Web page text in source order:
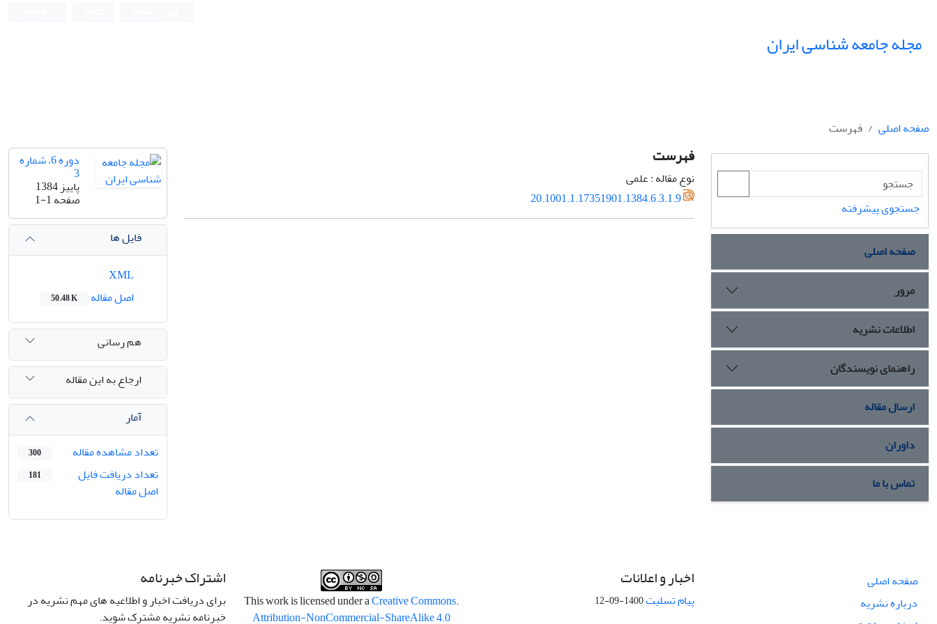
مجله جامعه شناسی ایران
صفحه اصلی فهرست
فهرست
نوع مقاله : علمی
20.1001.1.17351901.1384.6.3.1.9
دوره 6، شماره
3
پاییز 1384
صفحه1-1
فایل ها
اصل مقاله
50.48 K
هم رسانی
ارجاع به این مقاله
آمار
تعداد مشاهده مقاله
300
تعداد دریافت فایل
اصل مقاله
181
جستجوی پیشرفته
صفحه اصلی
مرور
اطلاعات نشریه
راهنمای نویسندگان
ارسال مقاله
داوران
تماس با ما
صفحه اصلی
درباره نشریه
اخبار و اعلانات
پیام تسلیت1400-09-12
.This work is licensed under a
Creative Commons
Attribution-NonCommercial-ShareAlike 4.0
اشتراک خبرنامه
برای دریافت اخبار و اطلاعیه های مهم نشریه در
خبرنامه نشریه مشترک شوید.